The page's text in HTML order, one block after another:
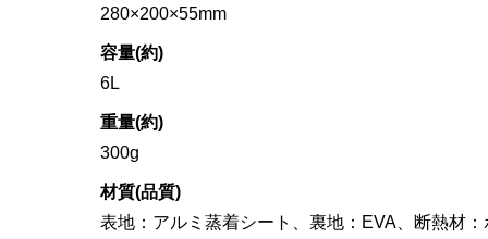
280×200×55mm
容量(約)
6L
重量(約)
300g
材質(品質)
表地：アルミ蒸着シート、裏地：EVA、断熱材：